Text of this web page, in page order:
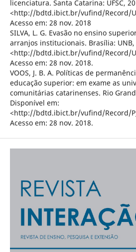
licenciatura. Santa Catarina: UFSC,
<http://bdtd.ibict.br/vufind/Record/
Acesso em: 28 nov. 2018
SILVA, L. G. Evasão no ensino
arranjos institucionais. Brasília:
<http://bdtd.ibict.br/vufind/Record/
Acesso em: 28 nov. 2018.
VOOS, J. B. A. Políticas de
educação superior: em exame as
comunitárias catarinenses. Rio
Disponível em:
<http://bdtd.ibict.br/vufind/Record/
Acesso em: 28 nov. 2018.